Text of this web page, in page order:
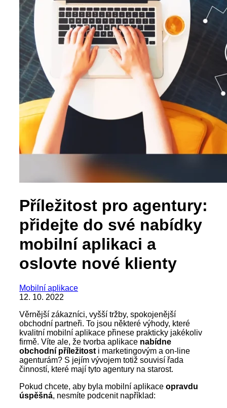
Příležitost pro agentury:
přidejte do své nabídky
mobilní aplikaci a
oslovte nové klienty
Mobilní aplikace
12. 10. 2022
Věrnější zákazníci, vyšší tržby, spokojenější
obchodní partneři. To jsou některé výhody, které
kvalitní mobilní aplikace přinese prakticky jakékoliv
firmě. Víte ale, že tvorba aplikace nabídne
obchodní příležitost i marketingovým a on-line
agenturám? S jejím vývojem totiž souvisí řada
činností, které mají tyto agentury na starost.
Pokud chcete, aby byla mobilní aplikace opravdu
úspěšná, nesmíte podcenit například: